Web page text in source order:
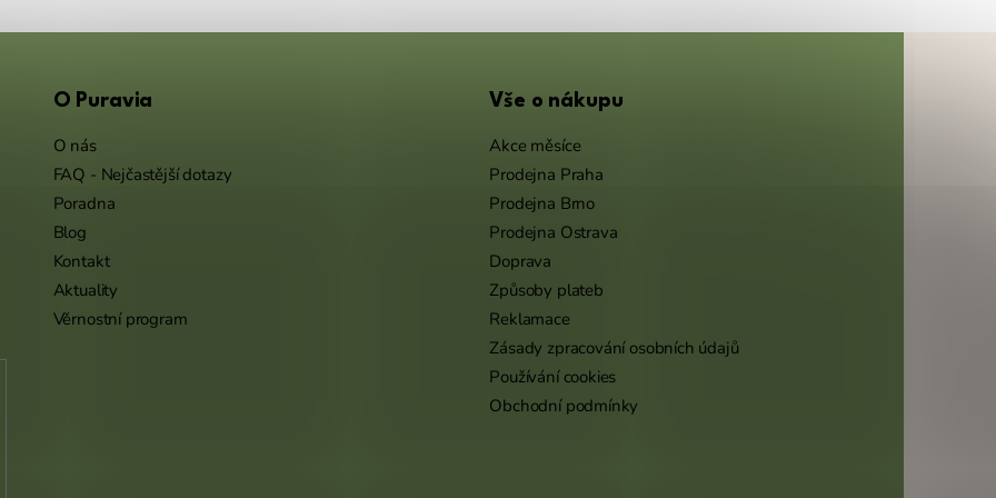
O Puravia
O nás
FAQ - Nejčastější dotazy
Poradna
Blog
Kontakt
Aktuality
Věrnostní program
Vše o nákupu
Akce měsíce
Prodejna Praha
Prodejna Brno
Prodejna Ostrava
Doprava
Způsoby plateb
Reklamace
Zásady zpracování osobních údajů
Používání cookies
Obchodní podmínky